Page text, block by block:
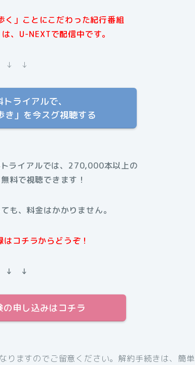
く」ことにこだわった紀行番組
、U-NEXTで配信中です。
↓ ↓
ライアルで、
き」を今スグ視聴する
ライアルでは、270,000本以上の
料で視聴できます！
も、料金はかかりません。
コチラからどうぞ！
↓ ↓
の申し込みはコチラ
りますのでご留意ください。解約手続きは、簡単